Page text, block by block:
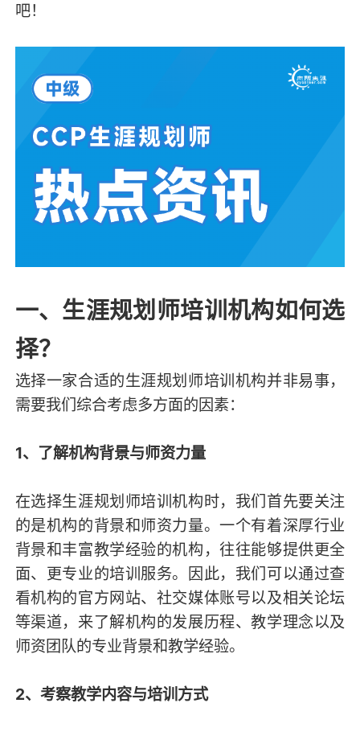
吧！
一、生涯规划师培训机构如何选
择？
选择一家合适的生涯规划师培训机构并非易事，
需要我们综合考虑多方面的因素：
1、了解机构背景与师资力量
在选择生涯规划师培训机构时，我们首先要关注
的是机构的背景和师资力量。一个有着深厚行业
背景和丰富教学经验的机构，往往能够提供更全
面、更专业的培训服务。因此，我们可以通过查
看机构的官方网站、社交媒体账号以及相关论坛
等渠道，来了解机构的发展历程、教学理念以及
师资团队的专业背景和教学经验。
2、考察教学内容与培训方式